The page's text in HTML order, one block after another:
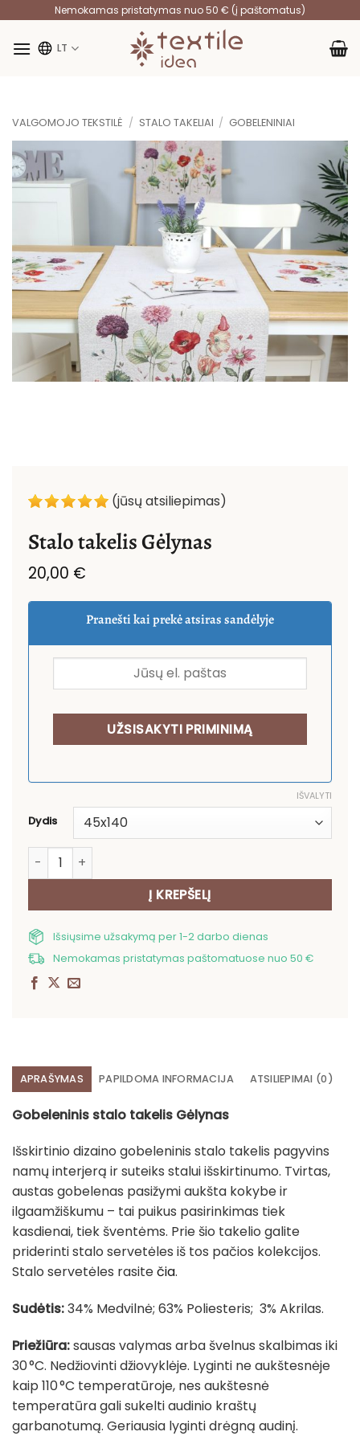
content
Nemokamas pristatymas nuo 50 € (į paštomatus)
LT
VALGOMOJO TEKSTILĖ / STALO TAKELIAI / GOBELENINIAI
(jūsų atsiliepimas)
Stalo takelis Gėlynas
20,00 €
Pranešti kai prekė atsiras sandėlyje
Dydis
IŠVALYTI
produkto kiekis: Stalo takelis Gėlynas
Į KREPŠELĮ
Išsiųsime užsakymą per 1-2 darbo dienas
Nemokamas pristatymas paštomatuose nuo 50 €
APRAŠYMAS PAPILDOMA INFORMACIJA ATSILIEPIMAI (0)
Gobeleninis stalo takelis Gėlynas
Išskirtinio dizaino gobeleninis stalo takelis pagyvins
namų interjerą ir suteiks stalui išskirtinumo. Tvirtas,
austas gobelenas pasižymi aukšta kokybe ir
ilgaamžiškumu – tai puikus pasirinkimas tiek
kasdienai, tiek šventėms. Prie šio takelio galite
priderinti stalo servetėles iš tos pačios kolekcijos.
Stalo servetėles rasitečia.
Sudėtis:34% Medvilnė; 63% Poliesteris; 3% Akrilas.
Priežiūra:sausas valymas arba švelnus skalbimas iki
30 °C. Nedžiovinti džiovyklėje. Lyginti ne aukštesnėje
kaip 110 °C temperatūroje, nes aukštesnė
temperatūra gali sukelti audinio kraštų
garbanotumą. Geriausia lyginti drėgną audinį.